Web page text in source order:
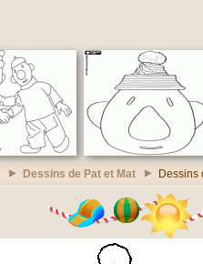
Dessins de Pat et Mat Dessins